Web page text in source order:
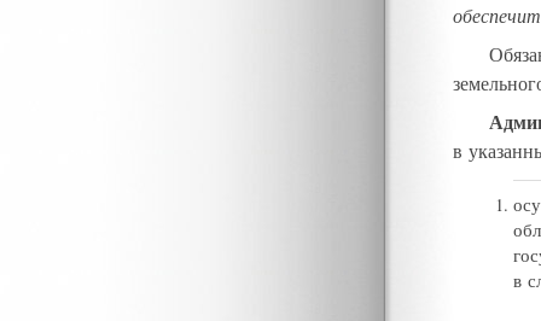
в
в